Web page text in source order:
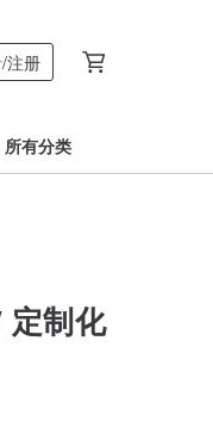
注册
所有分类
定制化